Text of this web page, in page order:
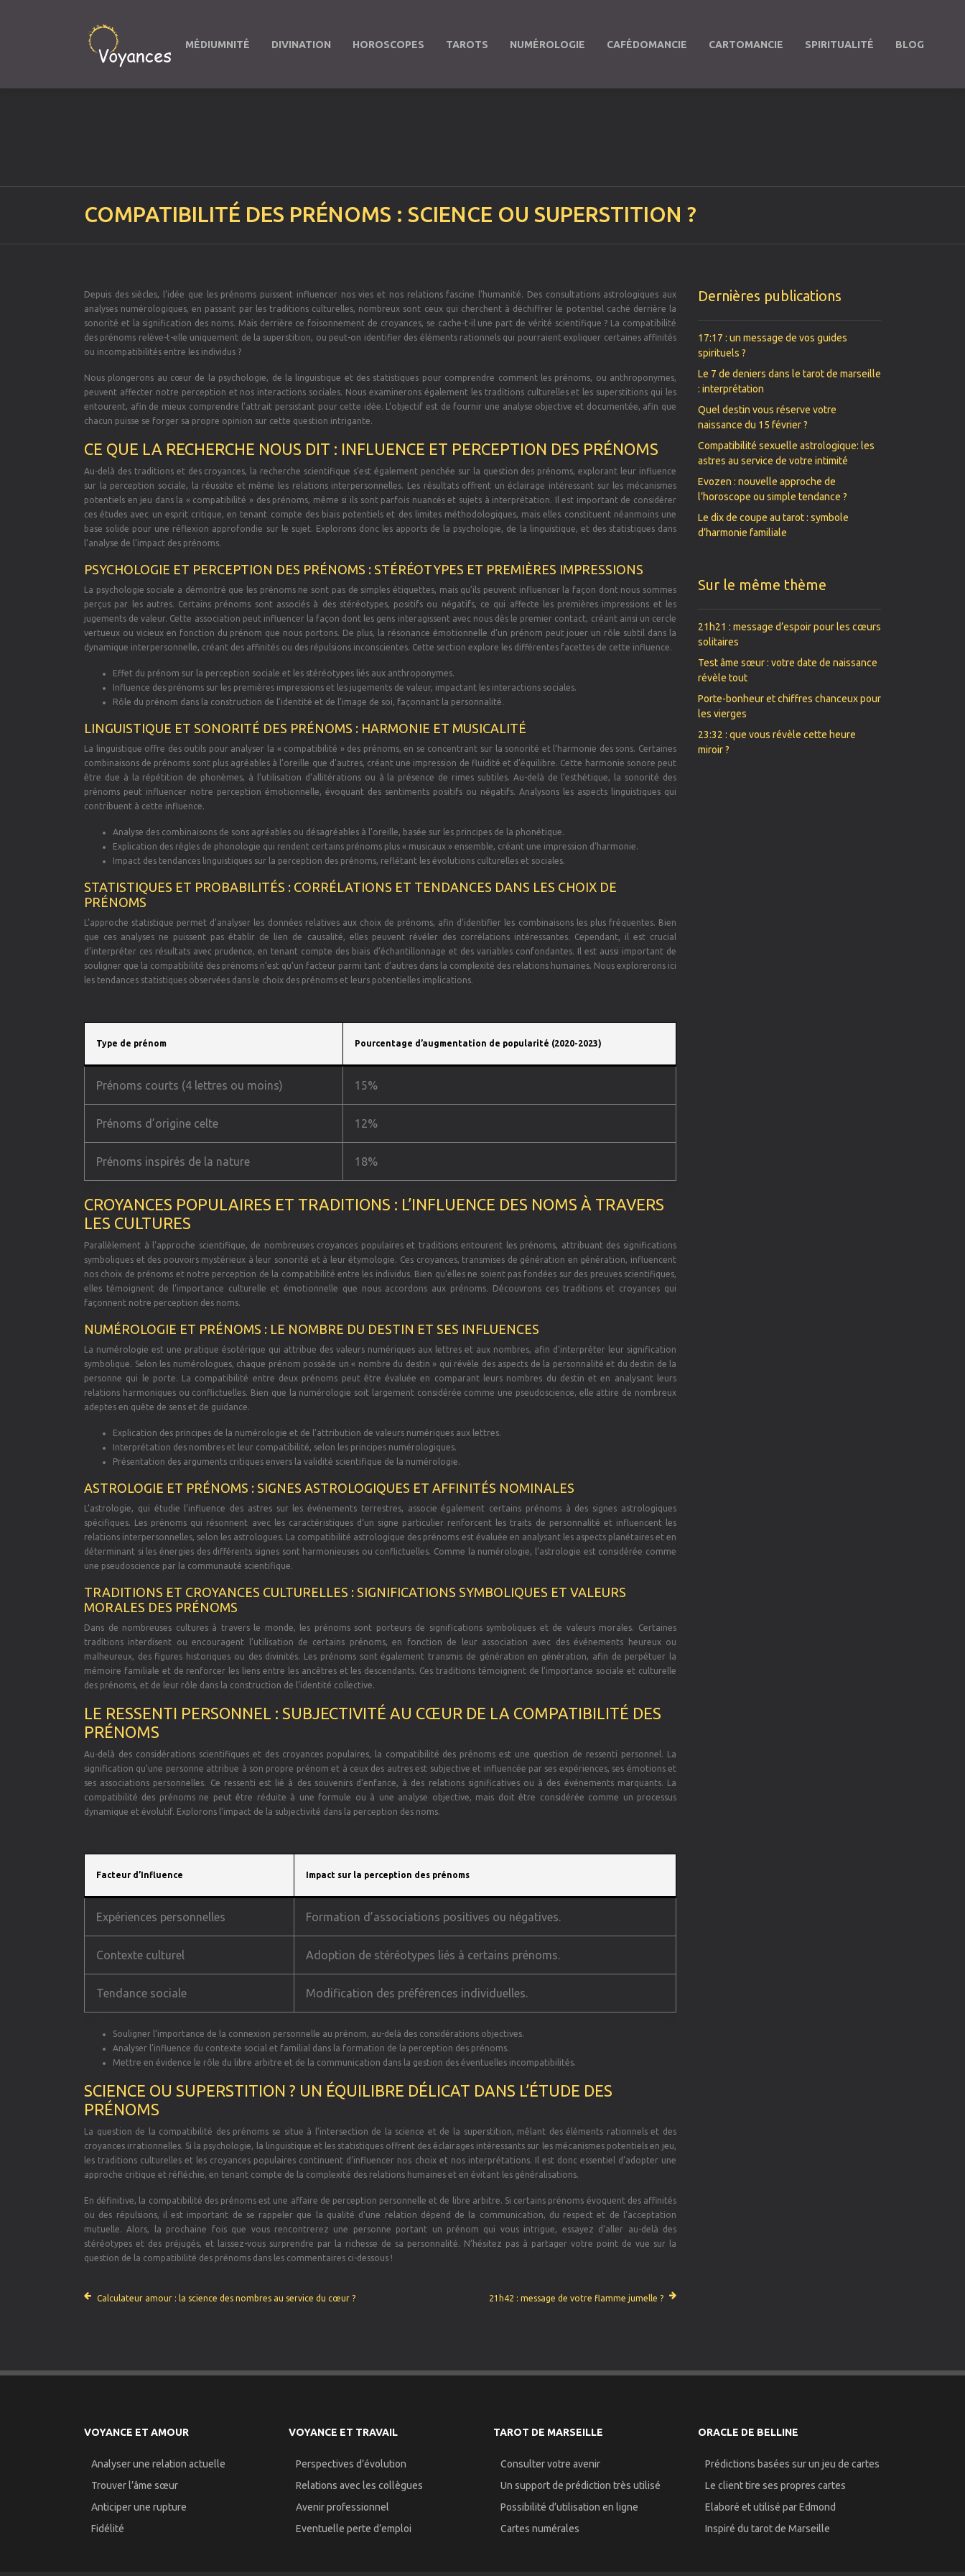
MÉDIUMNITÉ DIVINATION HOROSCOPES TAROTS NUMÉROLOGIE CAFÉDOMANCIE CARTOMANCIE SPIRITUALITÉ BLOG
COMPATIBILITÉ DES PRÉNOMS : SCIENCE OU SUPERSTITION ?
Depuis des siècles, l’idée que les prénoms puissent influencer nos vies et nos relations fascine l’humanité. Des consultations astrologiques aux
analyses numérologiques, en passant par les traditions culturelles, nombreux sont ceux qui cherchent à déchiffrer le potentiel caché derrière la
sonorité et la signification des noms. Mais derrière ce foisonnement de croyances, se cache-t-il une part de vérité scientifique ? La compatibilité
des prénoms relève-t-elle uniquement de la superstition, ou peut-on identifier des éléments rationnels qui pourraient expliquer certaines affinités
ou incompatibilités entre les individus ?
Nous plongerons au cœur de la psychologie, de la linguistique et des statistiques pour comprendre comment les prénoms, ou anthroponymes,
peuvent affecter notre perception et nos interactions sociales. Nous examinerons également les traditions culturelles et les superstitions qui les
entourent, afin de mieux comprendre l’attrait persistant pour cette idée. L’objectif est de fournir une analyse objective et documentée, afin que
chacun puisse se forger sa propre opinion sur cette question intrigante.
CE QUE LA RECHERCHE NOUS DIT : INFLUENCE ET PERCEPTION DES PRÉNOMS
Au-delà des traditions et des croyances, la recherche scientifique s’est également penchée sur la question des prénoms, explorant leur influence
sur la perception sociale, la réussite et même les relations interpersonnelles. Les résultats offrent un éclairage intéressant sur les mécanismes
potentiels en jeu dans la « compatibilité » des prénoms, même si ils sont parfois nuancés et sujets à interprétation. Il est important de considérer
ces études avec un esprit critique, en tenant compte des biais potentiels et des limites méthodologiques, mais elles constituent néanmoins une
base solide pour une réflexion approfondie sur le sujet. Explorons donc les apports de la psychologie, de la linguistique, et des statistiques dans
l’analyse de l’impact des prénoms.
PSYCHOLOGIE ET PERCEPTION DES PRÉNOMS : STÉRÉOTYPES ET PREMIÈRES IMPRESSIONS
La psychologie sociale a démontré que les prénoms ne sont pas de simples étiquettes, mais qu’ils peuvent influencer la façon dont nous sommes
perçus par les autres. Certains prénoms sont associés à des stéréotypes, positifs ou négatifs, ce qui affecte les premières impressions et les
jugements de valeur. Cette association peut influencer la façon dont les gens interagissent avec nous dès le premier contact, créant ainsi un cercle
vertueux ou vicieux en fonction du prénom que nous portons. De plus, la résonance émotionnelle d’un prénom peut jouer un rôle subtil dans la
dynamique interpersonnelle, créant des affinités ou des répulsions inconscientes. Cette section explore les différentes facettes de cette influence.
Effet du prénom sur la perception sociale et les stéréotypes liés aux anthroponymes.
Influence des prénoms sur les premières impressions et les jugements de valeur, impactant les interactions sociales.
Rôle du prénom dans la construction de l’identité et de l’image de soi, façonnant la personnalité.
LINGUISTIQUE ET SONORITÉ DES PRÉNOMS : HARMONIE ET MUSICALITÉ
La linguistique offre des outils pour analyser la « compatibilité » des prénoms, en se concentrant sur la sonorité et l’harmonie des sons. Certaines
combinaisons de prénoms sont plus agréables à l’oreille que d’autres, créant une impression de fluidité et d’équilibre. Cette harmonie sonore peut
être due à la répétition de phonèmes, à l’utilisation d’allitérations ou à la présence de rimes subtiles. Au-delà de l’esthétique, la sonorité des
prénoms peut influencer notre perception émotionnelle, évoquant des sentiments positifs ou négatifs. Analysons les aspects linguistiques qui
contribuent à cette influence.
Analyse des combinaisons de sons agréables ou désagréables à l’oreille, basée sur les principes de la phonétique.
Explication des règles de phonologie qui rendent certains prénoms plus « musicaux » ensemble, créant une impression d’harmonie.
Impact des tendances linguistiques sur la perception des prénoms, reflétant les évolutions culturelles et sociales.
STATISTIQUES ET PROBABILITÉS : CORRÉLATIONS ET TENDANCES DANS LES CHOIX DE
PRÉNOMS
L’approche statistique permet d’analyser les données relatives aux choix de prénoms, afin d’identifier les combinaisons les plus fréquentes. Bien
que ces analyses ne puissent pas établir de lien de causalité, elles peuvent révéler des corrélations intéressantes. Cependant, il est crucial
d’interpréter ces résultats avec prudence, en tenant compte des biais d’échantillonnage et des variables confondantes. Il est aussi important de
souligner que la compatibilité des prénoms n’est qu’un facteur parmi tant d’autres dans la complexité des relations humaines. Nous explorerons ici
les tendances statistiques observées dans le choix des prénoms et leurs potentielles implications.
Type de prénom Pourcentage d’augmentation de popularité (2020-2023)
Prénoms courts (4 lettres ou moins) 15%
Prénoms d’origine celte 12%
Prénoms inspirés de la nature 18%
CROYANCES POPULAIRES ET TRADITIONS : L’INFLUENCE DES NOMS À TRAVERS
LES CULTURES
Parallèlement à l’approche scientifique, de nombreuses croyances populaires et traditions entourent les prénoms, attribuant des significations
symboliques et des pouvoirs mystérieux à leur sonorité et à leur étymologie. Ces croyances, transmises de génération en génération, influencent
nos choix de prénoms et notre perception de la compatibilité entre les individus. Bien qu’elles ne soient pas fondées sur des preuves scientifiques,
elles témoignent de l’importance culturelle et émotionnelle que nous accordons aux prénoms. Découvrons ces traditions et croyances qui
façonnent notre perception des noms.
NUMÉROLOGIE ET PRÉNOMS : LE NOMBRE DU DESTIN ET SES INFLUENCES
La numérologie est une pratique ésotérique qui attribue des valeurs numériques aux lettres et aux nombres, afin d’interpréter leur signification
symbolique. Selon les numérologues, chaque prénom possède un « nombre du destin » qui révèle des aspects de la personnalité et du destin de la
personne qui le porte. La compatibilité entre deux prénoms peut être évaluée en comparant leurs nombres du destin et en analysant leurs
relations harmoniques ou conflictuelles. Bien que la numérologie soit largement considérée comme une pseudoscience, elle attire de nombreux
adeptes en quête de sens et de guidance.
Explication des principes de la numérologie et de l’attribution de valeurs numériques aux lettres.
Interprétation des nombres et leur compatibilité, selon les principes numérologiques.
Présentation des arguments critiques envers la validité scientifique de la numérologie.
ASTROLOGIE ET PRÉNOMS : SIGNES ASTROLOGIQUES ET AFFINITÉS NOMINALES
L’astrologie, qui étudie l’influence des astres sur les événements terrestres, associe également certains prénoms à des signes astrologiques
spécifiques. Les prénoms qui résonnent avec les caractéristiques d’un signe particulier renforcent les traits de personnalité et influencent les
relations interpersonnelles, selon les astrologues. La compatibilité astrologique des prénoms est évaluée en analysant les aspects planétaires et en
déterminant si les énergies des différents signes sont harmonieuses ou conflictuelles. Comme la numérologie, l’astrologie est considérée comme
une pseudoscience par la communauté scientifique.
TRADITIONS ET CROYANCES CULTURELLES : SIGNIFICATIONS SYMBOLIQUES ET VALEURS
MORALES DES PRÉNOMS
Dans de nombreuses cultures à travers le monde, les prénoms sont porteurs de significations symboliques et de valeurs morales. Certaines
traditions interdisent ou encouragent l’utilisation de certains prénoms, en fonction de leur association avec des événements heureux ou
malheureux, des figures historiques ou des divinités. Les prénoms sont également transmis de génération en génération, afin de perpétuer la
mémoire familiale et de renforcer les liens entre les ancêtres et les descendants. Ces traditions témoignent de l’importance sociale et culturelle
des prénoms, et de leur rôle dans la construction de l’identité collective.
LE RESSENTI PERSONNEL : SUBJECTIVITÉ AU CŒUR DE LA COMPATIBILITÉ DES
PRÉNOMS
Au-delà des considérations scientifiques et des croyances populaires, la compatibilité des prénoms est une question de ressenti personnel. La
signification qu’une personne attribue à son propre prénom et à ceux des autres est subjective et influencée par ses expériences, ses émotions et
ses associations personnelles. Ce ressenti est lié à des souvenirs d’enfance, à des relations significatives ou à des événements marquants. La
compatibilité des prénoms ne peut être réduite à une formule ou à une analyse objective, mais doit être considérée comme un processus
dynamique et évolutif. Explorons l’impact de la subjectivité dans la perception des noms.
Facteur d’Influence Impact sur la perception des prénoms
Expériences personnelles Formation d’associations positives ou négatives.
Contexte culturel Adoption de stéréotypes liés à certains prénoms.
Tendance sociale Modification des préférences individuelles.
Souligner l’importance de la connexion personnelle au prénom, au-delà des considérations objectives.
Analyser l’influence du contexte social et familial dans la formation de la perception des prénoms.
Mettre en évidence le rôle du libre arbitre et de la communication dans la gestion des éventuelles incompatibilités.
SCIENCE OU SUPERSTITION ? UN ÉQUILIBRE DÉLICAT DANS L’ÉTUDE DES
PRÉNOMS
La question de la compatibilité des prénoms se situe à l’intersection de la science et de la superstition, mêlant des éléments rationnels et des
croyances irrationnelles. Si la psychologie, la linguistique et les statistiques offrent des éclairages intéressants sur les mécanismes potentiels en jeu,
les traditions culturelles et les croyances populaires continuent d’influencer nos choix et nos interprétations. Il est donc essentiel d’adopter une
approche critique et réfléchie, en tenant compte de la complexité des relations humaines et en évitant les généralisations.
En définitive, la compatibilité des prénoms est une affaire de perception personnelle et de libre arbitre. Si certains prénoms évoquent des affinités
ou des répulsions, il est important de se rappeler que la qualité d’une relation dépend de la communication, du respect et de l’acceptation
mutuelle. Alors, la prochaine fois que vous rencontrerez une personne portant un prénom qui vous intrigue, essayez d’aller au-delà des
stéréotypes et des préjugés, et laissez-vous surprendre par la richesse de sa personnalité. N’hésitez pas à partager votre point de vue sur la
question de la compatibilité des prénoms dans les commentaires ci-dessous !
Calculateur amour : la science des nombres au service du cœur ? 21h42 : message de votre flamme jumelle ?
Dernières publications
17:17 : un message de vos guides
spirituels ?
Le 7 de deniers dans le tarot de marseille
: interprétation
Quel destin vous réserve votre
naissance du 15 février ?
Compatibilité sexuelle astrologique: les
astres au service de votre intimité
Evozen : nouvelle approche de
l’horoscope ou simple tendance ?
Le dix de coupe au tarot : symbole
d’harmonie familiale
Sur le même thème
21h21 : message d’espoir pour les cœurs
solitaires
Test âme sœur : votre date de naissance
révèle tout
Porte-bonheur et chiffres chanceux pour
les vierges
23:32 : que vous révèle cette heure
miroir ?
VOYANCE ET AMOUR
Analyser une relation actuelle
Trouver l’âme sœur
Anticiper une rupture
Fidélité
VOYANCE ET TRAVAIL
Perspectives d’évolution
Relations avec les collègues
Avenir professionnel
Eventuelle perte d’emploi
TAROT DE MARSEILLE
Consulter votre avenir
Un support de prédiction très utilisé
Possibilité d’utilisation en ligne
Cartes numérales
ORACLE DE BELLINE
Prédictions basées sur un jeu de cartes
Le client tire ses propres cartes
Elaboré et utilisé par Edmond
Inspiré du tarot de Marseille